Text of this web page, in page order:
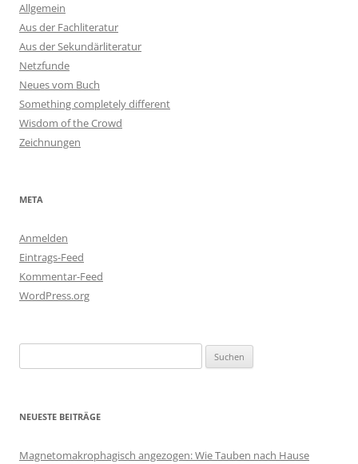
Allgemein
Aus der Fachliteratur
Aus der Sekundärliteratur
Netzfunde
Neues vom Buch
Something completely different
Wisdom of the Crowd
Zeichnungen
META
Anmelden
Eintrags-Feed
Kommentar-Feed
WordPress.org
nach:
NEUESTE BEITRÄGE
Magnetomakrophagisch angezogen: Wie Tauben nach Hause